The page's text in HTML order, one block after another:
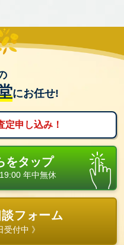
にお任せ!
定申し込み！
をタップ
年中無休
フォーム
受付中 》